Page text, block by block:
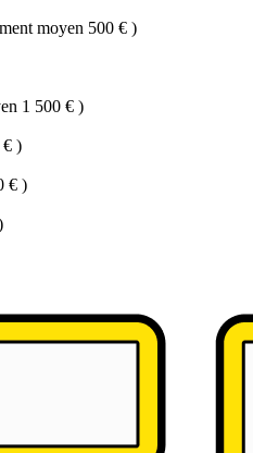
moyen 500 € )
1 500 € )
€ )
€ )